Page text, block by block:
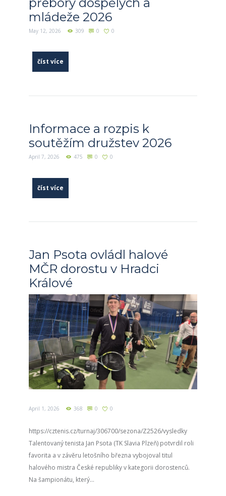
mládeže 2026
May 12, 2026 309 0 0
číst více
Informace a rozpis k
soutěžím družstev 2026
April 7, 2026 475 0 0
číst více
Jan Psota ovládl halové
MČR dorostu v Hradci
Králové
April 1, 2026 368 0 0
https://cztenis.cz/turnaj/306700/sezona/Z2526/vysledky
Talentovaný tenista Jan Psota (TK Slavia Plzeň) potvrdil roli
favorita a v závěru letošního března vybojoval titul
halového mistra České republiky v kategorii dorostenců.
Na šampionátu, který...